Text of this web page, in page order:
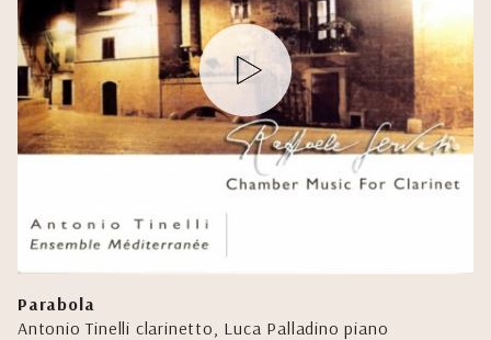
Parabola
Antonio Tinelli clarinetto, Luca Palladino piano